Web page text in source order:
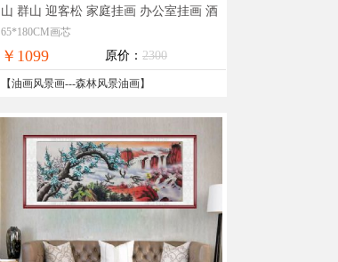
山 群山 迎客松 家庭挂画 办公室挂画 酒
店挂画 装饰油画作品欣赏，现货图片，
在线支付，全国免邮
65*180CM画芯
￥1099 原价： 2300
【油画风景画---森林风景油画】